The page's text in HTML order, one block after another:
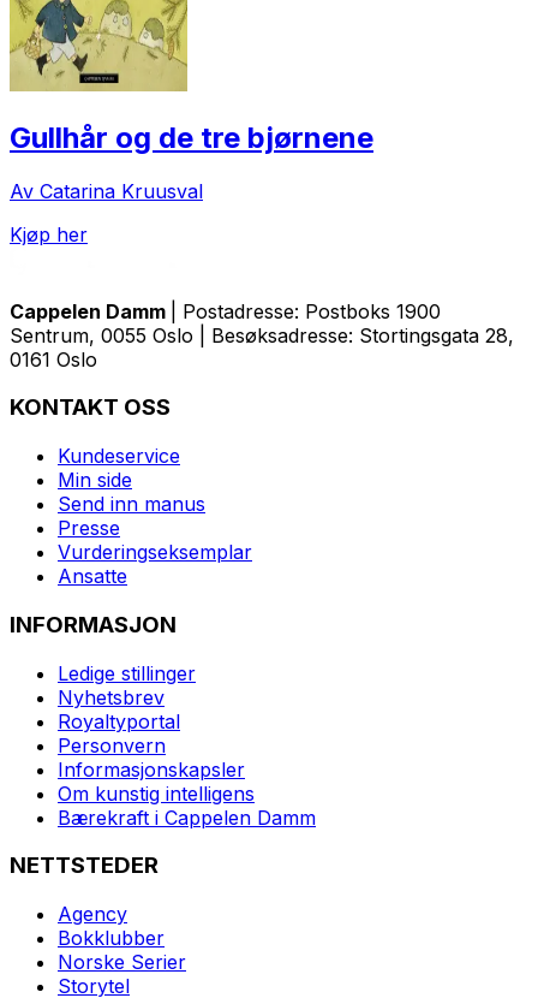
Gullhår og de tre bjørnene
Av Catarina Kruusval
Kjøp her
Cappelen Damm
| Postadresse: Postboks 1900
Sentrum, 0055 Oslo | Besøksadresse: Stortingsgata 28,
0161 Oslo
KONTAKT OSS
Kundeservice
Min side
Send inn manus
Presse
Vurderingseksemplar
Ansatte
INFORMASJON
Ledige stillinger
Nyhetsbrev
Royaltyportal
Personvern
Informasjonskapsler
Om kunstig intelligens
Bærekraft i Cappelen Damm
NETTSTEDER
Agency
Bokklubber
Norske Serier
Storytel